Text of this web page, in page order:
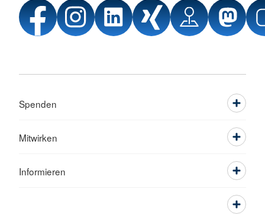
Spenden
Mitwirken
Informieren